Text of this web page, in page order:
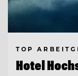
TOP
Hotel